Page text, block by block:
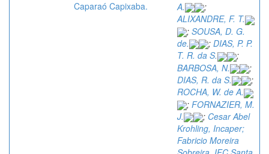
Caparaó Capixaba.
A.
;
ALIXANDRE, F. T.
; SOUSA, D. G.
de.
; DIAS, P. P.
T. R. da S.
;
BARBOSA, N.
;
DIAS, R. da S.
;
ROCHA, W. de A.
; FORNAZIER, M.
J.
; Cesar Abel
Krohling, Incaper;
Fabricio Moreira